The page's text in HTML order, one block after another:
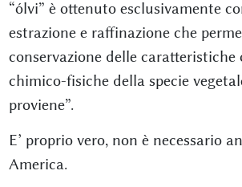
“ólvi” è ottenuto esclusivamente
estrazione e raffinazione che
conservazione delle caratteristiche
chimico-fisiche della specie
proviene”.
E’ proprio vero, non è necessario
America.